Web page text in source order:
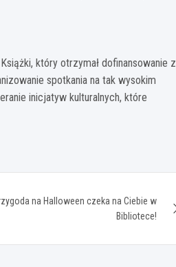
który otrzymał dofinansowanie z
spotkania na tak wysokim
inicjatyw kulturalnych, które
na Halloween czeka na Ciebie w
Bibliotece!